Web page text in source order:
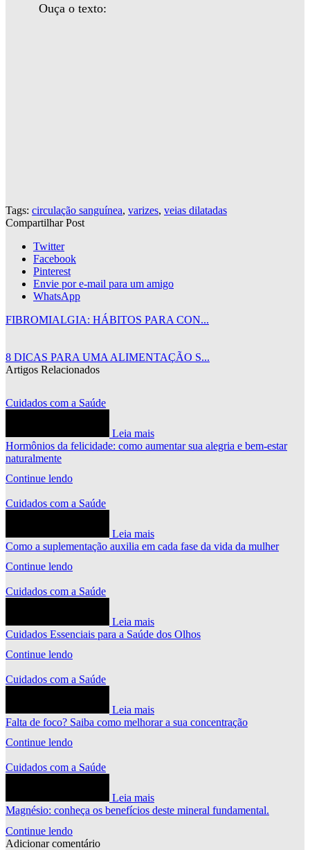
Ouça o texto:
Tags: circulação sanguínea, varizes, veias dilatadas
Compartilhar Post
Twitter
Facebook
Pinterest
Envie por e-mail para um amigo
WhatsApp
FIBROMIALGIA: HÁBITOS PARA CON...
8 DICAS PARA UMA ALIMENTAÇÃO S...
Artigos Relacionados
Cuidados com a Saúde
Leia mais
Hormônios da felicidade: como aumentar sua alegria e bem-estar
naturalmente
Continue lendo
Cuidados com a Saúde
Leia mais
Como a suplementação auxilia em cada fase da vida da mulher
Continue lendo
Cuidados com a Saúde
Leia mais
Cuidados Essenciais para a Saúde dos Olhos
Continue lendo
Cuidados com a Saúde
Leia mais
Falta de foco? Saiba como melhorar a sua concentração
Continue lendo
Cuidados com a Saúde
Leia mais
Magnésio: conheça os benefícios deste mineral fundamental.
Continue lendo
Adicionar comentário